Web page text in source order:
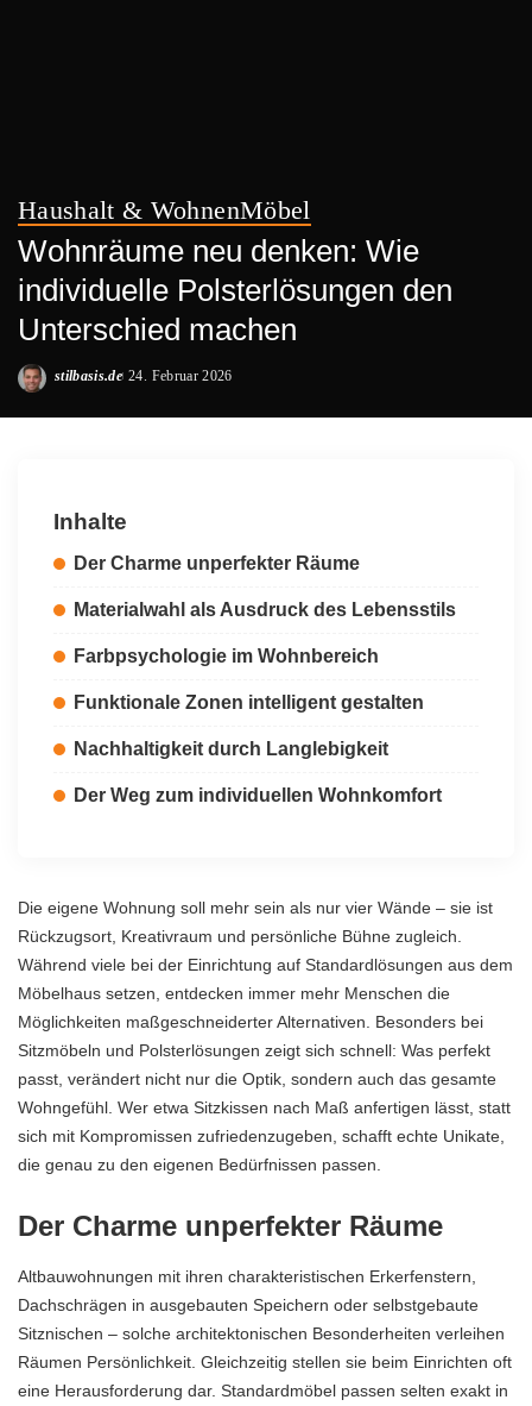
Haushalt & WohnenMöbel
Wohnräume neu denken: Wie
individuelle Polsterlösungen den
Unterschied machen
Posted
stilbasis.de 24. Februar 2026
Inhalte
Der Charme unperfekter Räume
Materialwahl als Ausdruck des Lebensstils
Farbpsychologie im Wohnbereich
Funktionale Zonen intelligent gestalten
Nachhaltigkeit durch Langlebigkeit
Der Weg zum individuellen Wohnkomfort
Die eigene Wohnung soll mehr sein als nur vier Wände – sie ist
Rückzugsort, Kreativraum und persönliche Bühne zugleich.
Während viele bei der Einrichtung auf Standardlösungen aus dem
Möbelhaus setzen, entdecken immer mehr Menschen die
Möglichkeiten maßgeschneiderter Alternativen. Besonders bei
Sitzmöbeln und Polsterlösungen zeigt sich schnell: Was perfekt
passt, verändert nicht nur die Optik, sondern auch das gesamte
Wohngefühl. Wer etwa Sitzkissen nach Maß anfertigen lässt, statt
sich mit Kompromissen zufriedenzugeben , schafft echte Unikate,
die genau zu den eigenen Bedürfnissen passen.
Der Charme unperfekter Räume
Altbauwohnungen mit ihren charakteristischen Erkerfenstern,
Dachschrägen in ausgebauten Speichern oder selbstgebaute
Sitznischen – solche architektonischen Besonderheiten verleihen
Räumen Persönlichkeit. Gleichzeitig stellen sie beim Einrichten oft
eine Herausforderung dar. Standardmöbel passen selten exakt in